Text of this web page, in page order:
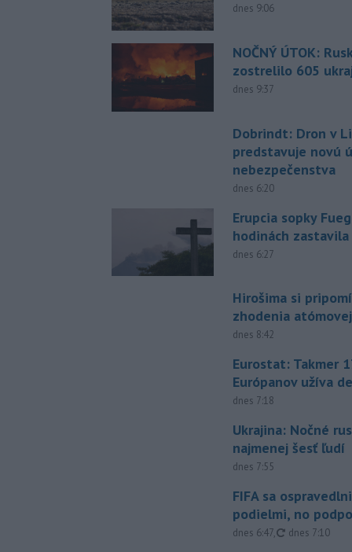
dnes 9:06
NOČNÝ ÚTOK:
zostrelilo 605
dnes 9:37
Dobrindt: Dron v
predstavuje novú
nebezpečenstva
dnes 6:20
Erupcia sopky
hodinách zastavila
dnes 6:27
Hirošima si
zhodenia
dnes 8:42
Eurostat: Takmer
Európanov užíva
dnes 7:18
Ukrajina: Nočné
najmenej šesť ľudí
dnes 7:55
FIFA sa
podielmi, no
dnes 6:47, aktualizované
dnes 7:10